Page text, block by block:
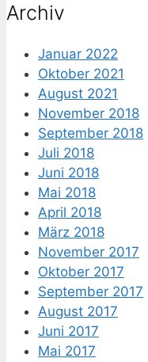
Archiv
Januar 2022
Oktober 2021
August 2021
November 2018
September 2018
Juli 2018
Juni 2018
Mai 2018
April 2018
März 2018
November 2017
Oktober 2017
September 2017
August 2017
Juni 2017
Mai 2017